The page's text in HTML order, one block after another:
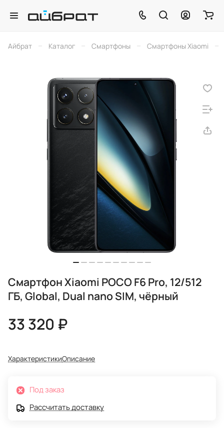
Айбрат – Каталог – Смартфоны – Смартфоны Xiaomi –
Смартфон Xiaomi POCO F6 Pro, 12/512
ГБ, Global, Dual nano SIM, чёрный
33 320 ₽
ХарактеристикиОписание
Под заказ
Рассчитать доставку